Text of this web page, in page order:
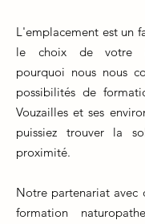
L'emplacement est un
le choix de votre
pourquoi nous nous
possibilités de
Vouzailles et ses
puissiez trouver la
proximité.
Notre partenariat avec
formation